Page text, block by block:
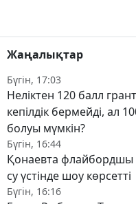
Жаңалықтар
Бүгін, 17:03
Неліктен 120 балл
кепілдік бермейді, ал
болуы мүмкін?
Бүгін, 16:44
Қонаевта флайбордшы
су үстінде шоу көрсетті
Бүгін, 16:16